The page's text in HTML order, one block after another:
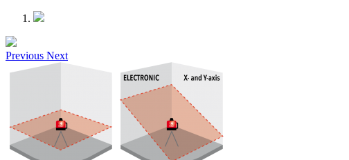
Previous Next